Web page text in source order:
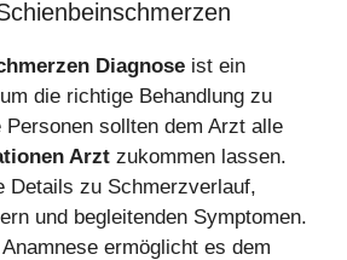
Diagnose ist ein
die richtige Behandlung zu
Personen sollten dem Arzt alle
Arzt zukommen lassen.
Details zu Schmerzverlauf,
und begleitenden Symptomen.
ermöglicht es dem